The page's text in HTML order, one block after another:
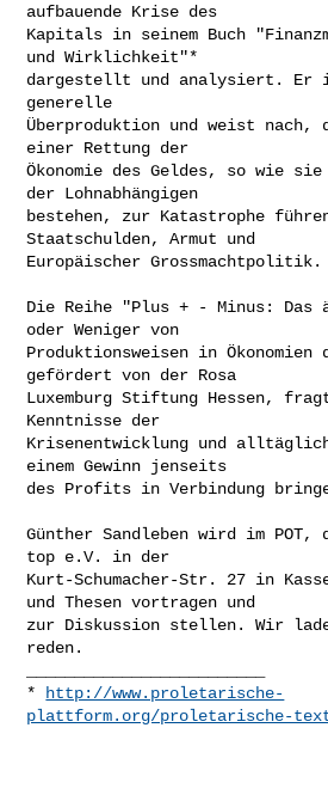
aufbauende Krise des
Kapitals in seinem Buch
und Wirklichkeit"*
dargestellt und analysiert.
generelle
Überproduktion und weist nach,
einer Rettung der
Ökonomie des Geldes, so wie
der Lohnabhängigen
bestehen, zur Katastrophe
Staatschulden, Armut und
Europäischer Grossmachtpolitik.
Die Reihe "Plus + - Minus: Das
oder Weniger von
Produktionsweisen in
gefördert von der Rosa
Luxemburg Stiftung Hessen,
Kenntnisse der
Krisenentwicklung und
einem Gewinn jenseits
des Profits in Verbindung
Günther Sandleben wird im POT,
top e.V. in der
Kurt-Schumacher-Str. 27 in
und Thesen vortragen und
zur Diskussion stellen. Wir
reden.
*
http://www.proletarische-
plattform.org/proletarische-